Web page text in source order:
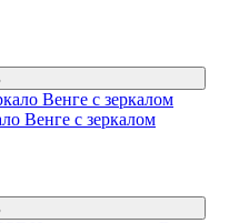
Венге с зеркалом